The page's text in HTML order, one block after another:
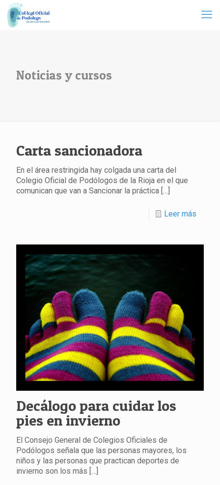
Noticias y cursos
Carta sancionadora
En el área restringida hay colgada una carta del
Colegio Oficial de Podólogos de la Rioja en el que
comunican que van a Sancionar la práctica […]
Leer más
Decálogo para cuidar los
pies en invierno
El Consejo General de Colegios Oficiales de
Podólogos señala que las personas mayores, los
niños y las personas que practican deportes de
invierno son los más […]